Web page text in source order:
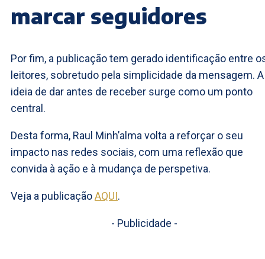
marcar seguidores
Por fim, a publicação tem gerado identificação entre
leitores, sobretudo pela simplicidade da mensagem. A
ideia de dar antes de receber surge como um ponto
central.
Desta forma, Raul Minh’alma volta a reforçar o seu
impacto nas redes sociais, com uma reflexão que
convida à ação e à mudança de perspetiva.
Veja a publicaçãoAQUI.
- Publicidade -